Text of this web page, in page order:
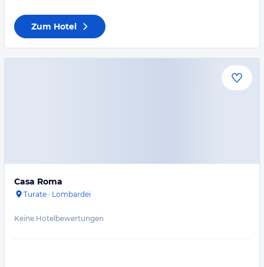
Zum Hotel
Casa Roma
Turate · Lombardei
Keine Hotelbewertungen